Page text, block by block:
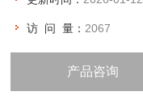
访 问 量： 2067
产品咨询